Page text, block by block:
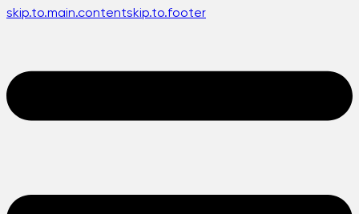
skip.to.main.contentskip.to.footer